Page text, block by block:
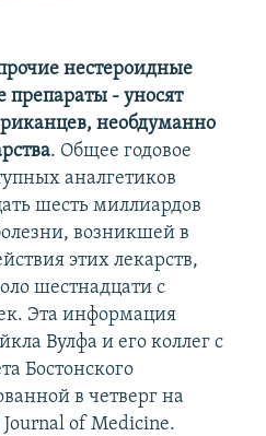
нестероидные
препараты - уносят
необдуманно
. Общее годовое
аналгетиков
шесть миллиардов
возникшей в
этих лекарств,
шестнадцати с
Эта информация
Вулфа и его коллег с
Бостонского
в четверг на
of Medicine.